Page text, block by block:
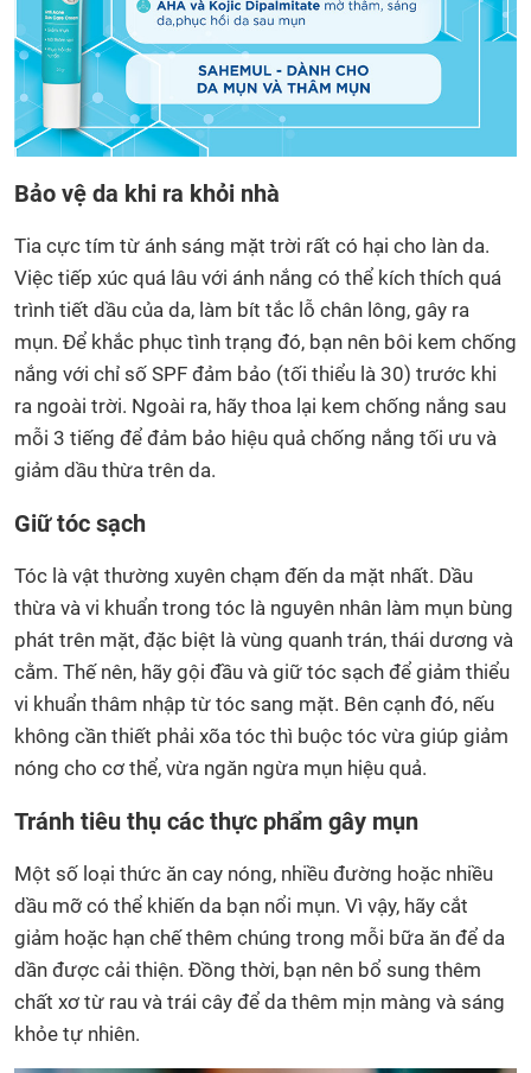
Bảo vệ da khi ra khỏi nhà
Tia cực tím từ ánh sáng mặt trời rất có hại cho làn da.
Việc tiếp xúc quá lâu với ánh nắng có thể kích thích quá
trình tiết dầu của da, làm bít tắc lỗ chân lông, gây ra
mụn. Để khắc phục tình trạng đó, bạn nên bôi kem chống
nắng với chỉ số SPF đảm bảo (tối thiểu là 30) trước khi
ra ngoài trời. Ngoài ra, hãy thoa lại kem chống nắng sau
mỗi 3 tiếng để đảm bảo hiệu quả chống nắng tối ưu và
giảm dầu thừa trên da.
Giữ tóc sạch
Tóc là vật thường xuyên chạm đến da mặt nhất. Dầu
thừa và vi khuẩn trong tóc là nguyên nhân làm mụn bùng
phát trên mặt, đặc biệt là vùng quanh trán, thái dương và
cằm. Thế nên, hãy gội đầu và giữ tóc sạch để giảm thiểu
vi khuẩn thâm nhập từ tóc sang mặt. Bên cạnh đó, nếu
không cần thiết phải xõa tóc thì buộc tóc vừa giúp giảm
nóng cho cơ thể, vừa ngăn ngừa mụn hiệu quả.
Tránh tiêu thụ các thực phẩm gây mụn
Một số loại thức ăn cay nóng, nhiều đường hoặc nhiều
dầu mỡ có thể khiến da bạn nổi mụn. Vì vậy, hãy cắt
giảm hoặc hạn chế thêm chúng trong mỗi bữa ăn để da
dần được cải thiện. Đồng thời, bạn nên bổ sung thêm
chất xơ từ rau và trái cây để da thêm mịn màng và sáng
khỏe tự nhiên.